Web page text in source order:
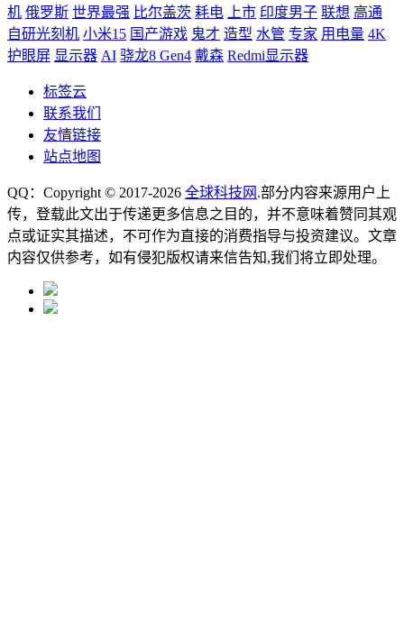
机 俄罗斯 世界最强 比尔盖茨 耗电 上市 印度男子 联想 高通
自研光刻机 小米15 国产游戏 鬼才 造型 水管 专家 用电量 4K
护眼屏 显示器 AI 骁龙8 Gen4 戴森 Redmi显示器
标签云
联系我们
友情链接
站点地图
QQ：Copyright © 2017-2026 全球科技网 .部分内容来源用户上
传，登载此文出于传递更多信息之目的，并不意味着赞同其观
点或证实其描述，不可作为直接的消费指导与投资建议。文章
内容仅供参考，如有侵犯版权请来信告知,我们将立即处理。